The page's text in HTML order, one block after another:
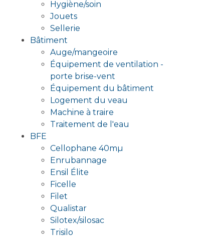
Hygiène/soin
Jouets
Sellerie
Bâtiment
Auge/mangeoire
Équipement de ventilation -
porte brise-vent
Équipement du bâtiment
Logement du veau
Machine à traire
Traitement de l'eau
BFE
Cellophane 40mµ
Enrubannage
Ensil Élite
Ficelle
Filet
Qualistar
Silotex/silosac
Trisilo